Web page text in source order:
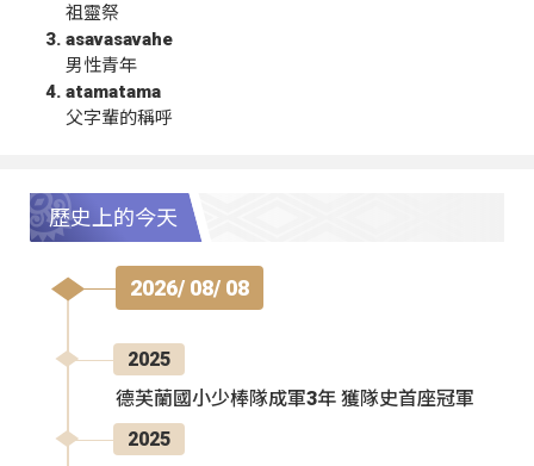
祖靈祭
asavasavahe
男性青年
atamatama
父字輩的稱呼
歷史上的今天
2026/ 08/ 08
2025
德芙蘭國小少棒隊成軍3年 獲隊史首座冠軍
2025